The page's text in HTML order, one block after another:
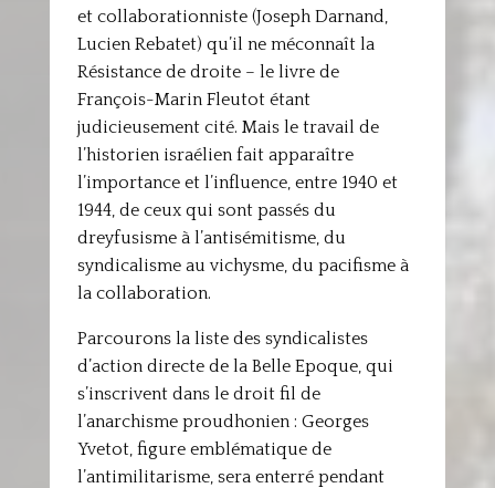
et collaborationniste (Joseph Darnand,
Lucien Rebatet) qu’il ne méconnaît la
Résistance de droite – le livre de
François-Marin Fleutot étant
judicieusement cité. Mais le travail de
l’historien israélien fait apparaître
l’importance et l’influence, entre 1940 et
1944, de ceux qui sont passés du
dreyfusisme à l’antisémitisme, du
syndicalisme au vichysme, du pacifisme à
la collaboration.
Parcourons la liste des syndicalistes
d’action directe de la Belle Epoque, qui
s’inscrivent dans le droit fil de
l’anarchisme proudhonien : Georges
Yvetot, figure emblématique de
l’antimilitarisme, sera enterré pendant